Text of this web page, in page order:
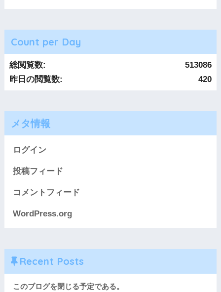
Count per Day
513086
総閲覧数:
420
昨日の閲覧数:
メタ情報
ログイン
投稿フィード
コメントフィード
WordPress.org
Recent Posts
このブログを閉じる予定である。